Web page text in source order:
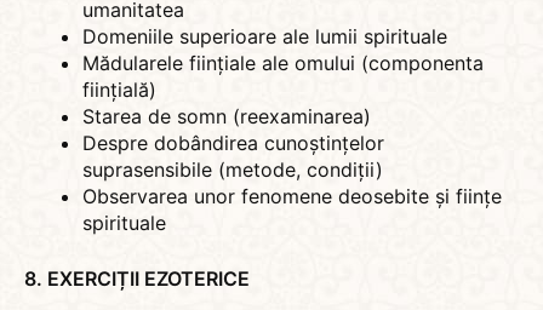
umanitatea
Domeniile superioare ale lumii spirituale
Mădularele ființiale ale omului (componenta
ființială)
Starea de somn (reexaminarea)
Despre dobândirea cunoștințelor
suprasensibile (metode, condiții)
Observarea unor fenomene deosebite și ființe
spirituale
8. EXERCIȚII EZOTERICE